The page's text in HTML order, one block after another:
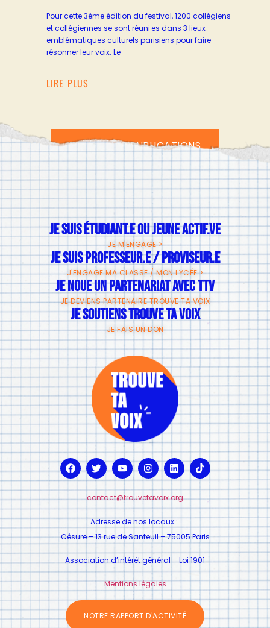
Pour cette 3ème édition du festival, 1200 collégiens
et collégiennes se sont réuni·es dans 3 lieux
emblématiques culturels parisiens pour faire
résonner leur voix. Le
LIRE PLUS
TOUTES LES PUBLICATIONS
JE SUIS ÉTUDIANT.E OU JEUNE ACTIF.VE
JE M'ENGAGE >
JE SUIS PROFESSEUR.E / PROVISEUR.E
J'ENGAGE MA CLASSE / MON LYCÉE >
JE NOUE UN PARTENARIAT AVEC TTV
JE DEVIENS PARTENAIRE TROUVE TA VOIX
JE SOUTIENS TROUVE TA VOIX
JE FAIS UN DON
contact@trouvetavoix.org
Adresse de nos locaux :
Césure – 13 rue de Santeuil – 75005 Paris
Association d’intérêt général – Loi 1901
Mentions légales
NOTRE RAPPORT D'ACTIVITÉ